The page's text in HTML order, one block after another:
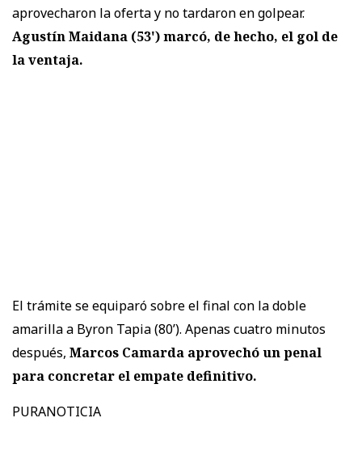
aprovecharon la oferta y no tardaron en golpear.
Agustín Maidana (53') marcó, de hecho, el gol de
la ventaja.
El trámite se equiparó sobre el final con la doble
amarilla a Byron Tapia (80’). Apenas cuatro minutos
después, Marcos Camarda aprovechó un penal
para concretar el empate definitivo.
PURANOTICIA